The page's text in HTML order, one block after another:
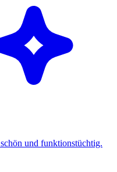
und funktionstüchtig.